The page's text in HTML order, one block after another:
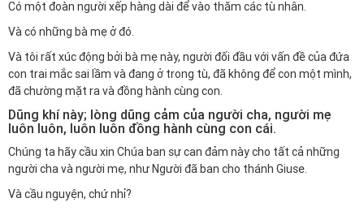
Có một đoàn người xếp hàng dài để vào thăm các tù nhân.
Và có những bà mẹ ở đó.
Và tôi rất xúc động bởi bà mẹ này, người đối đầu với vấn đề của đứa
con trai mắc sai lầm và đang ở trong tù, đã không để con một mình,
đã chường mặt ra và đồng hành cùng con.
Dũng khí này; lòng dũng cảm của người cha, người mẹ
luôn luôn, luôn luôn đồng hành cùng con cái.
Chúng ta hãy cầu xin Chúa ban sự can đảm này cho tất cả những
người cha và người mẹ, như Người đã ban cho thánh Giuse.
Và cầu nguyện, chứ nhỉ?